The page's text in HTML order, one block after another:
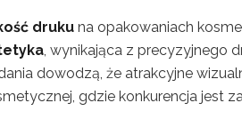
druku na opakowaniach
, wynikająca z precyzyjnego
dowodzą, że atrakcyjne
gdzie konkurencja jest